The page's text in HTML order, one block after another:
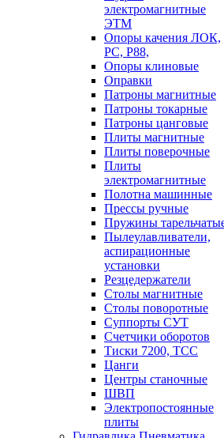
электромагнитные
ЭТМ
Опоры качения ЛОК,
РС, Р88,
Опоры клиновые
Оправки
Патроны магнитные
Патроны токарные
Патроны цанговые
Плиты магнитные
Плиты поверочные
Плиты
электромагнитные
Полотна машинные
Прессы ручные
Пружины
Пылеулавливатели,
аспирационные
установки
Резцедержатели
Столы магнитные
Столы поворотные
Суппорты СУТ
Счетчики оборотов
Тиски 7200, ТСС
Цанги
Центры станочные
ШВП
Электропостоянные
плиты